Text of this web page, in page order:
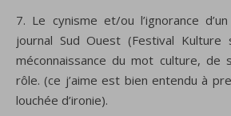
7. Le cynisme et/ou l’ignorance
journal Sud Ouest (Festival Kulture
méconnaissance du mot culture,
rôle. (ce j’aime est bien entendu à
louchée d’ironie).